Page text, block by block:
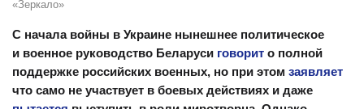
«Зеркало»
С начала войны в Украине нынешнее политическое
и военное руководство Беларуси говорит о полной
поддержке российских военных, но при этом заявляет
что само не участвует в боевых действиях и даже